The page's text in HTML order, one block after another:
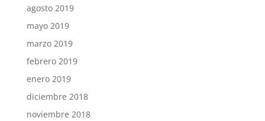
agosto 2019
mayo 2019
marzo 2019
febrero 2019
enero 2019
diciembre 2018
noviembre 2018